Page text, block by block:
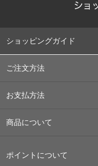
ショッピングガイド
ご注文方法
お支払方法
商品について
ポイントについて